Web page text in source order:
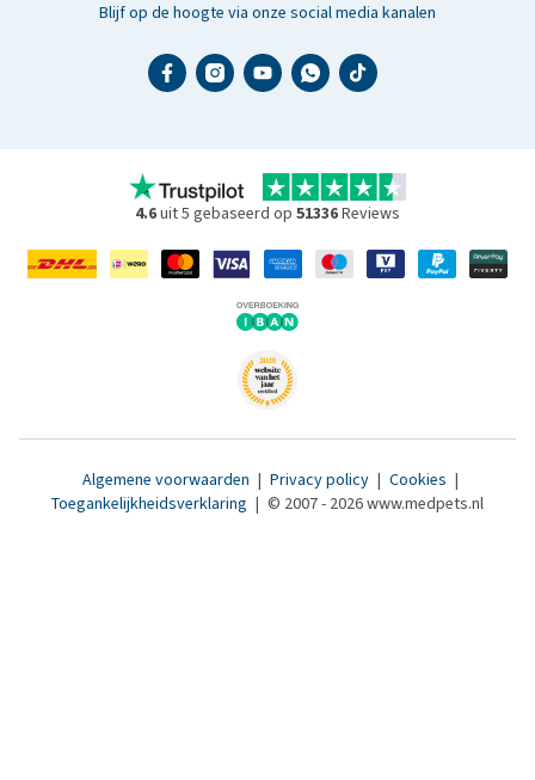
Blijf op de hoogte via onze social media kanalen
4.6uit 5 gebaseerd op 51336Reviews
Algemene voorwaarden | Privacy policy | Cookies |
Toegankelijkheidsverklaring | © 2007 - 2026 www.medpets.nl